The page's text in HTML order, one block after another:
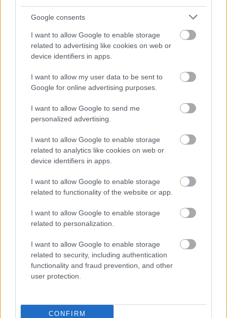
Google consents
I want to allow Google to enable storage
related to advertising like cookies on web or
device identifiers in apps.
I want to allow my user data to be sent to
Google for online advertising purposes.
I want to allow Google to send me
personalized advertising.
I want to allow Google to enable storage
related to analytics like cookies on web or
device identifiers in apps.
I want to allow Google to enable storage
related to functionality of the website or app.
I want to allow Google to enable storage
related to personalization.
I want to allow Google to enable storage
related to security, including authentication
functionality and fraud prevention, and other
user protection.
CONFIRM
Tuomme yhteen opiskelijat ja
tilitoimistot
opetuskäyttöön, ja oppilaitoksista valmistuu
tarpeisiin.
yhteistyömallimme, joka tuo yhteen
sertifioituneet opiskelijat sekä työnantajat:
ilmoittavat tarpeensa uusista osaajista meille, ja